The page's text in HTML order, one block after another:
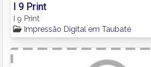
I 9 Print
I 9 Print
Impressão Digital em Taubaté